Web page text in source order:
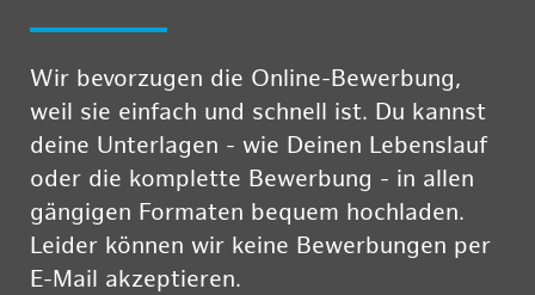
Wir bevorzugen die Online-Bewerbung,
weil sie einfach und schnell ist. Du kannst
deine Unterlagen - wie Deinen Lebenslauf
oder die komplette Bewerbung - in allen
gängigen Formaten bequem hochladen.
Leider können wir keine Bewerbungen per
E-Mail akzeptieren.